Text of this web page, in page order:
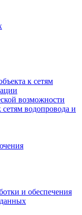
к сетям
возможности
водопровода и
и обеспечения